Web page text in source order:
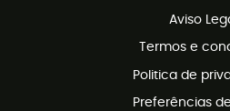
Aviso
Termos e
Politica de
Preferências